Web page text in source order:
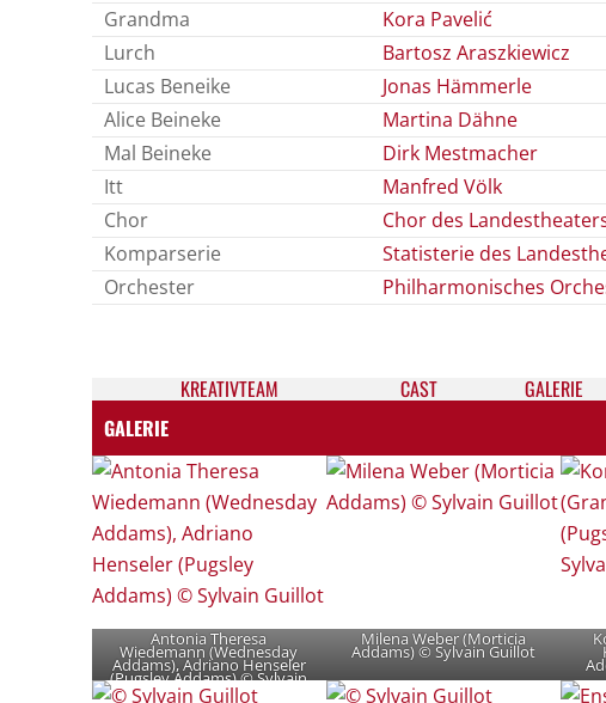
Grandma
Kora Pavelić
Lurch
Bartosz Araszkiewicz
Lucas Beneike
Jonas Hämmerle
Alice Beineke
Martina Dähne
Mal Beineke
Dirk Mestmacher
Itt
Manfred Völk
Chor
Chor des
Komparserie
Statisterie des
Orchester
Philharmonisches
KREATIV­TEAM CAST GALE­RIE
GALERIE
Antonia Theresa
Wiedemann (Wednesday
Addams), Adriano Henseler
(Pugsley Addams) © Sylvain
Guillot
Milena Weber (Morticia
Addams) © Sylvain Guillot